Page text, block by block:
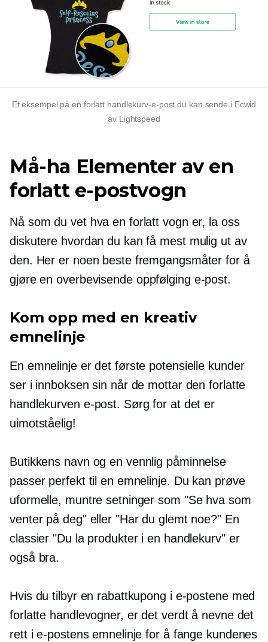
Et eksempel på en forlatt handlekurv-e-post du kan sende i Ecwid
av Lightspeed
Må-ha Elementer av en
forlatt e-postvogn
Nå som du vet hva en forlatt vogn er, la oss
diskutere hvordan du kan få mest mulig ut av
den. Her er noen beste fremgangsmåter for å
gjøre en overbevisende oppfølging e-post.
Kom opp med en kreativ
emnelinje
En emnelinje er det første potensielle kunder
ser i innboksen sin når de mottar den forlatte
handlekurven e-post. Sørg for at det er
uimotståelig!
Butikkens navn og en vennlig påminnelse
passer perfekt til en emnelinje. Du kan prøve
uformelle, muntre setninger som "Se hva som
venter på deg" eller "Har du glemt noe?" En
classier "Du la produkter i en handlekurv" er
også bra.
Hvis du tilbyr en rabattkupong i e-postene med
forlatte handlevogner, er det verdt å nevne det
rett i e-postens emnelinje for å fange kundenes